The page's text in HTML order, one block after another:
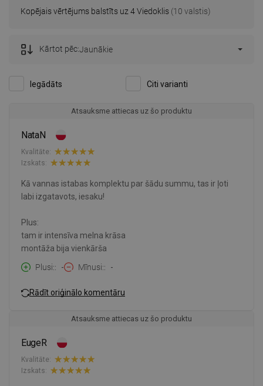
Kopējais vērtējums balstīts uz 4 Viedoklis (10 valstis)
Iegādāts Citi varianti
Kārtot pēc:Jaunākie
Atsauksme attiecas uz šo produktu
NataN
Kvalitāte:
Izskats:
Kā vannas istabas komplektu par šādu summu, tas ir ļoti
labi izgatavots, iesaku!
Plus:
tam ir intensīva melna krāsa
montāža bija vienkārša
Plusi:
- Mīnusi: -
Rādīt oriģinālo komentāru
Atsauksme attiecas uz šo produktu
EugeR
Kvalitāte:
Izskats: